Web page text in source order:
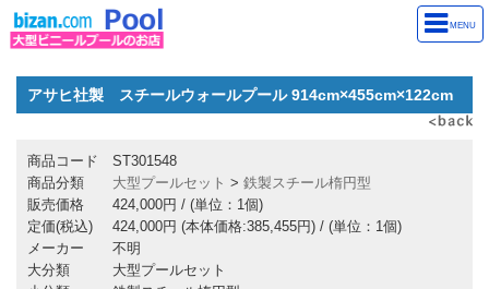
MENU
アサヒ社製 スチールウォールプール 914cm×455cm×122cm
商品コード
ST301548
商品分類
大型プールセット > 鉄製スチール楕円型
販売価格
424,000円 / (単位：1個)
定価(税込)
424,000円 (本体価格:385,455円) / (単位：1個)
メーカー
不明
大分類
大型プールセット